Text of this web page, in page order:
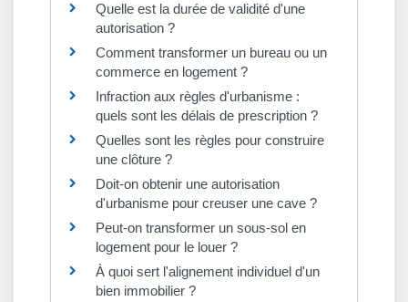
Quelle est la durée de validité d'une
autorisation ?
Comment transformer un bureau ou un
commerce en logement ?
Infraction aux règles d'urbanisme :
quels sont les délais de prescription ?
Quelles sont les règles pour construire
une clôture ?
Doit-on obtenir une autorisation
d'urbanisme pour creuser une cave ?
Peut-on transformer un sous-sol en
logement pour le louer ?
À quoi sert l'alignement individuel d'un
bien immobilier ?